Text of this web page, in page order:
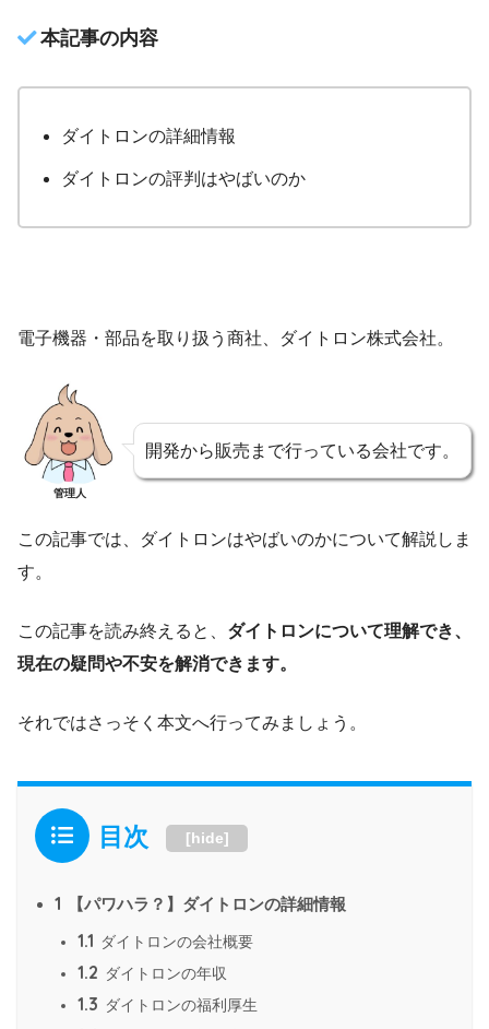
本記事の内容
ダイトロンの詳細情報
ダイトロンの評判はやばいのか
電子機器・部品を取り扱う商社、ダイトロン株式会社。
管理人
開発から販売まで行っている会社です。
この記事では、ダイトロンはやばいのかについて解説しま
す。
この記事を読み終えると、 ダイトロンについて理解でき、
現在の疑問や不安を解消できます。
それではさっそく本文へ行ってみましょう。
目次 [hide]
1 【パワハラ？】ダイトロンの詳細情報
1.1 ダイトロンの会社概要
1.2 ダイトロンの年収
1.3 ダイトロンの福利厚生